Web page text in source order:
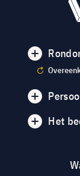
Het